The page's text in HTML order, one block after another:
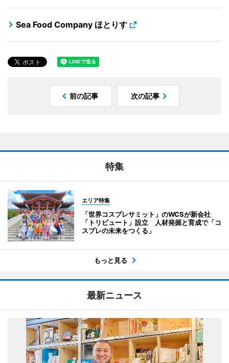
Sea Food Company ほとりす
前の記事 次の記事
特集
エリア特集
「世界コスプレサミット」のWCSが新会社
「トリビュート」設立 人材発掘と育成で「コ
スプレの未来をつくる」
もっと見る
最新ニュース